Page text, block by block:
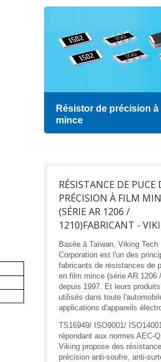
Résistor de précision à
mince
RÉSISTANCE DE PUCE
PRÉCISION À FILM
(SÉRIE AR 1206 /
1210)FABRICANT -
Basée à Taïwan, Viking Tech
Corporation est l'un des
fabricants de résistances de
en film mince (série AR 1206
depuis 1997. Et leurs
utilisés dans toute
applications d'appareils
TS16949/ ISO9001/
répondant aux normes AEC-
Viking propose des
précision anti-soufre, anti-